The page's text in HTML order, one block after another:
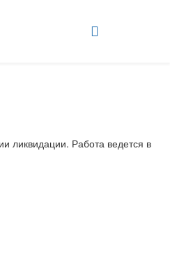
ликвидации. Работа ведется в